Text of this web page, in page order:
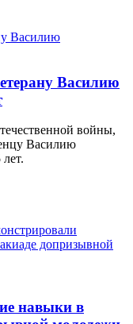
Василию
войны,
Василию
навыки в